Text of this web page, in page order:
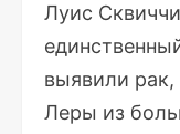
Луис
выявили
Леры из